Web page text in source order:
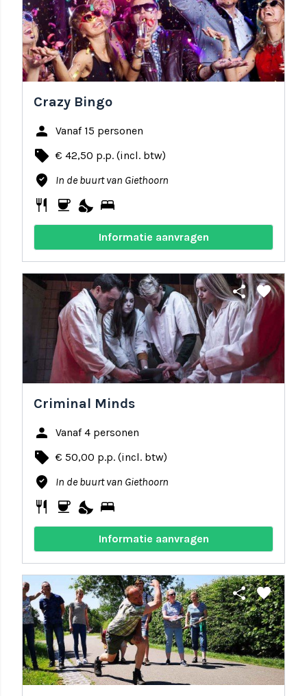
Crazy Bingo
person Vanaf 15 personen
local_offer € 42,50 p.p. (incl. btw)
where_to_vote In de buurt van Giethoorn
restaurant coffee nights_stay bed
Informatie aanvragen
share favorite
Criminal Minds
person Vanaf 4 personen
local_offer € 50,00 p.p. (incl. btw)
where_to_vote In de buurt van Giethoorn
restaurant coffee nights_stay bed
Informatie aanvragen
share favorite